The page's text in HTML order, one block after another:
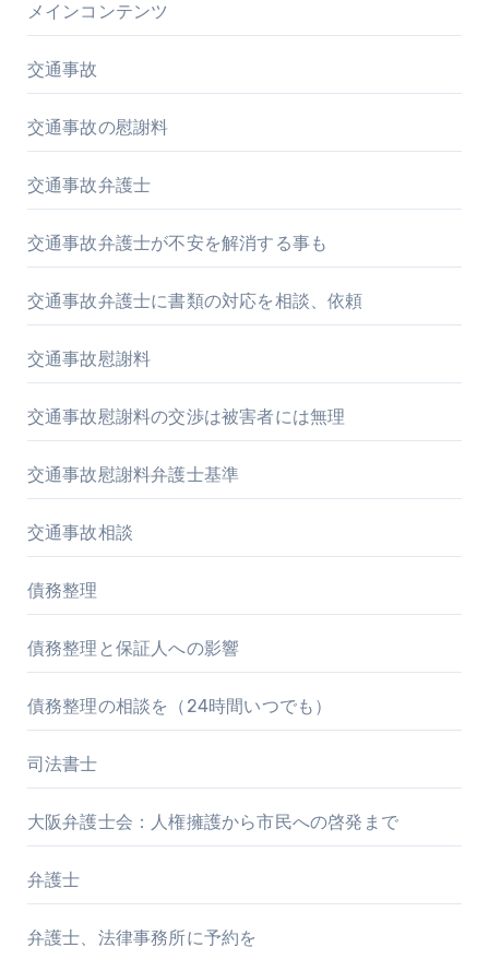
メインコンテンツ
交通事故
交通事故の慰謝料
交通事故弁護士
交通事故弁護士が不安を解消する事も
交通事故弁護士に書類の対応を相談、依頼
交通事故慰謝料
交通事故慰謝料の交渉は被害者には無理
交通事故慰謝料弁護士基準
交通事故相談
債務整理
債務整理と保証人への影響
債務整理の相談を（24時間いつでも）
司法書士
大阪弁護士会：人権擁護から市民への啓発まで
弁護士
弁護士、法律事務所に予約を